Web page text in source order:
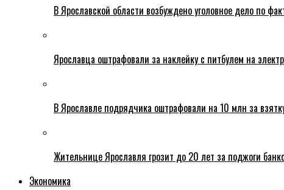
В Ярославской области возбуждено уголовное дело по
Ярославца оштрафовали за наклейку с питбулем на
В Ярославле подрядчика оштрафовали на 10 млн за
Жительнице Ярославля грозит до 20 лет за поджоги
Экономика